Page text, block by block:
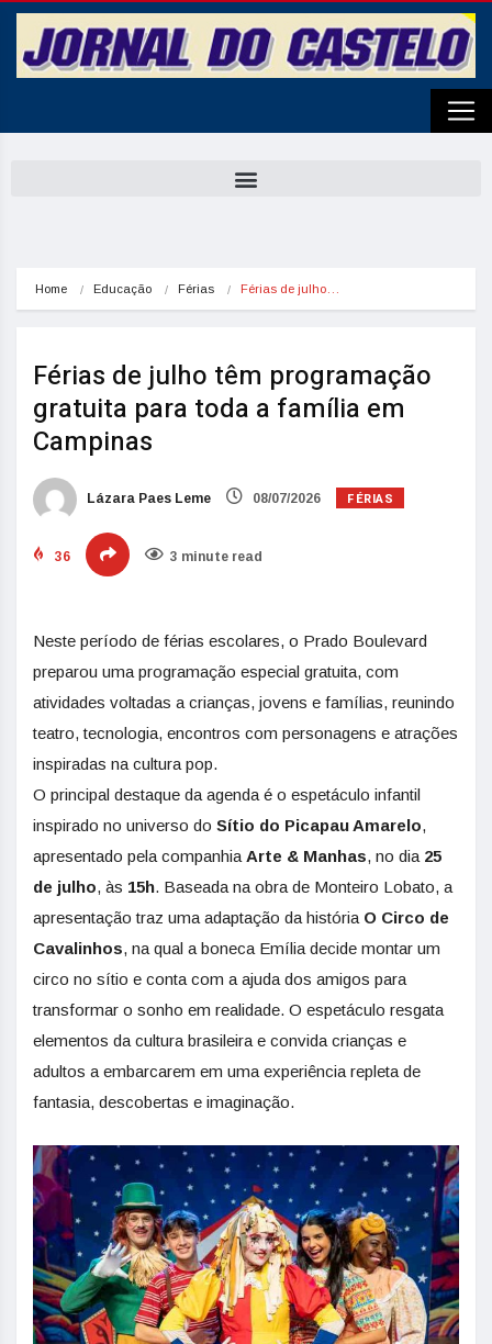
Home Educação Férias Férias de julho…
Férias de julho têm programação
gratuita para toda a família em
Campinas
Lázara Paes Leme 08/07/2026 FÉRIAS
36 3 minute read
Neste período de férias escolares, o Prado Boulevard
preparou uma programação especial gratuita, com
atividades voltadas a crianças, jovens e famílias, reunindo
teatro, tecnologia, encontros com personagens e atrações
inspiradas na cultura pop.
O principal destaque da agenda é o espetáculo infantil
inspirado no universo do Sítio do Picapau Amarelo,
apresentado pela companhia Arte & Manhas, no dia 25
de julho, às 15h. Baseada na obra de Monteiro Lobato, a
apresentação traz uma adaptação da história O Circo de
Cavalinhos, na qual a boneca Emília decide montar um
circo no sítio e conta com a ajuda dos amigos para
transformar o sonho em realidade. O espetáculo resgata
elementos da cultura brasileira e convida crianças e
adultos a embarcarem em uma experiência repleta de
fantasia, descobertas e imaginação.